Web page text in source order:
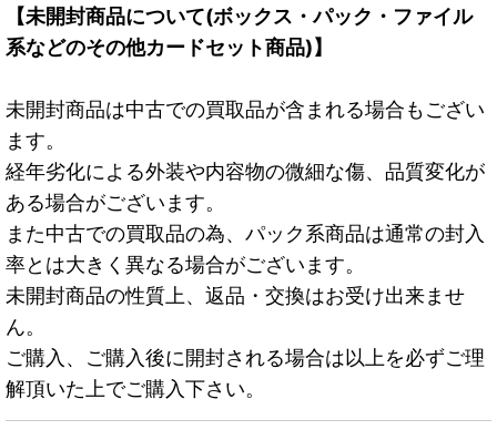
【未開封商品について(ボックス・パック・ファイル
系などのその他カードセット商品)】
未開封商品は中古での買取品が含まれる場合もござい
ます。
経年劣化による外装や内容物の微細な傷、品質変化が
ある場合がございます。
また中古での買取品の為、パック系商品は通常の封入
率とは大きく異なる場合がございます。
未開封商品の性質上、返品・交換はお受け出来ませ
ん。
ご購入、ご購入後に開封される場合は以上を必ずご理
解頂いた上でご購入下さい。